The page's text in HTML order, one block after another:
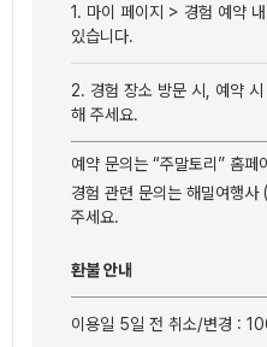
1. 마이 페이지 > 경험 예약
있습니다.
2. 경험 장소 방문 시, 예약
해 주세요.
예약 문의는 “주말토리” 홈
경험 관련 문의는 해밀여행
주세요.
환불 안내
이용일 5일 전 취소/변경 :